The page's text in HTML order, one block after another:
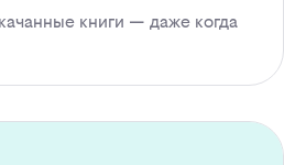
книги — даже когда